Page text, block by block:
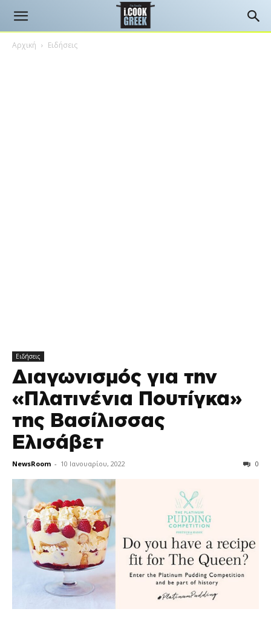
Αρχική Ειδήσεις
Ειδήσεις
Διαγωνισμός για την
«Πλατινένια Πουτίγκα»
της Βασίλισσας
Ελισάβετ
NewsRoom - 10 Ιανουαρίου, 2022 0